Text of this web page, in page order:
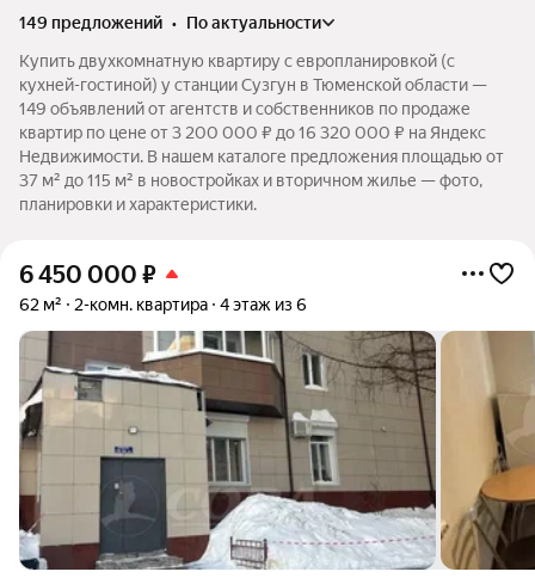
149 предложений •
по актуальности
Купить двухкомнатную квартиру с европланировкой (с
кухней-гостиной) у станции Сузгун в Тюменской области —
149 объявлений от агентств и собственников по продаже
квартир по цене от 3 200 000 ₽ до 16 320 000 ₽ на Яндекс
Недвижимости. В нашем каталоге предложения площадью от
37 м² до 115 м² в новостройках и вторичном жилье — фото,
планировки и характеристики.
6 450 000 ₽
62 м² 2-комн. квартира 4 этаж из 6